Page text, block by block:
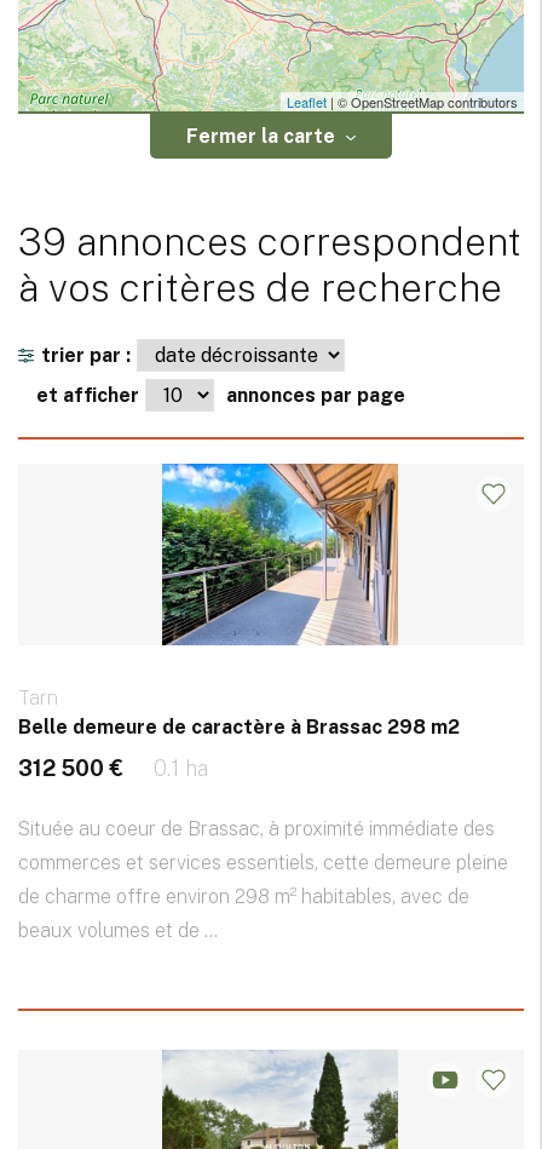
Leaflet | © OpenStreetMap contributors
Fermer la carte
39 annonces correspondent
à vos critères de recherche
trier par :
et afficher
annonces par page
Tarn
Belle demeure de caractère à Brassac 298 m2
312 500 € 0.1 ha
Située au coeur de Brassac, à proximité immédiate des
commerces et services essentiels, cette demeure pleine
de charme offre environ 298 m² habitables, avec de
beaux volumes et de ...